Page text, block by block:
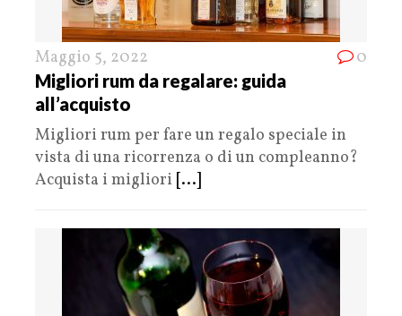
Maggio 5, 2022 0
Migliori rum da regalare: guida
all’acquisto
Migliori rum per fare un regalo speciale in
vista di una ricorrenza o di un compleanno?
Acquista i migliori [...]